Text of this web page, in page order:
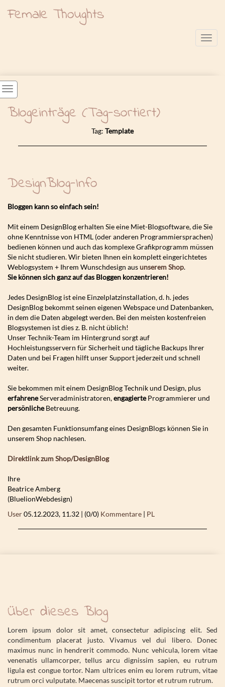
Female Thoughts
Blogeinträge (Tag-sortiert)
Tag: Template
DesignBlog-Info
Bloggen kann so einfach sein!
Mit einem DesignBlog erhalten Sie eine Miet-Blogsoftware, die Sie
ohne Kenntnisse von HTML (oder anderen Programmiersprachen)
bedienen können und auch das komplexe Grafikprogramm müssen
Sie nicht studieren. Wir bieten Ihnen ein komplett eingerichtetes
Weblogsystem + Ihrem Wunschdesign ausunserem Shop.
Sie können sich ganz auf das Bloggen konzentrieren!
Jedes DesignBlog ist eine Einzelplatzinstallation, d. h. jedes
DesignBlog bekommt seinen eigenen Webspace und Datenbanken,
in dem die Daten abgelegt werden. Bei den meisten kostenfreien
Blogsystemen ist dies z. B. nicht üblich!
Unser Technik-Team im Hintergrund sorgt auf
Hochleistungsservern für Sicherheit und tägliche Backups Ihrer
Daten und bei Fragen hilft unser Support jederzeit und schnell
weiter.
Sie bekommen mit einem DesignBlog Technik und Design, plus
erfahreneServeradministratoren,engagierteProgrammierer und
persönlicheBetreuung.
Den gesamten Funktionsumfang eines DesignBlogs können Sie in
unserem Shop nachlesen.
Direktlink zum Shop/DesignBlog
Ihre
Beatrice Amberg
(BluelionWebdesign)
User05.12.2023, 11.32 | (0/0) Kommentare | PL
Über dieses Blog
Lorem ipsum dolor sit amet, consectetur adipiscing elit. Sed
condimentum placerat justo. Vivamus vel dui libero. Donec
maximus nunc in hendrerit commodo. Nunc vehicula, lorem vitae
venenatis ullamcorper, tellus arcu dignissim sapien, eu rutrum
ligula est congue tortor. Nam ultrices enim eu lorem rutrum, vitae
rutrum orci vulputate. Maecenas suscipit tortor et rutrum rutrum.